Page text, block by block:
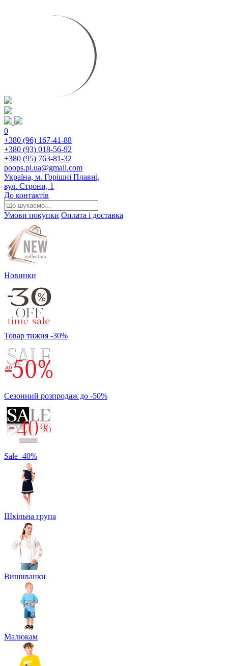
0
+380 (96) 167-41-88
+380 (93) 018-56-92
+380 (95) 763-81-32
poops.pl.ua@gmail.com
Україна, м. Горішні Плавні,
вул. Строни, 1
До контактів
Умови покупки Оплата і доставка
Новинки
Товар тижня -30%
Сезонний розпродаж до -50%
Sale -40%
Шкільна група
Вишиванки
Малюкам